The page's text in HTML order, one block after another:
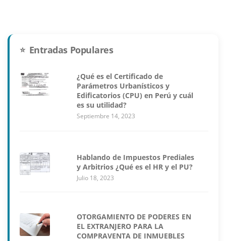
Entradas Populares
¿Qué es el Certificado de
Parámetros Urbanísticos y
Edificatorios (CPU) en Perú y cuál
es su utilidad?
Septiembre 14, 2023
Hablando de Impuestos Prediales
y Arbitrios ¿Qué es el HR y el PU?
Julio 18, 2023
OTORGAMIENTO DE PODERES EN
EL EXTRANJERO PARA LA
COMPRAVENTA DE INMUEBLES